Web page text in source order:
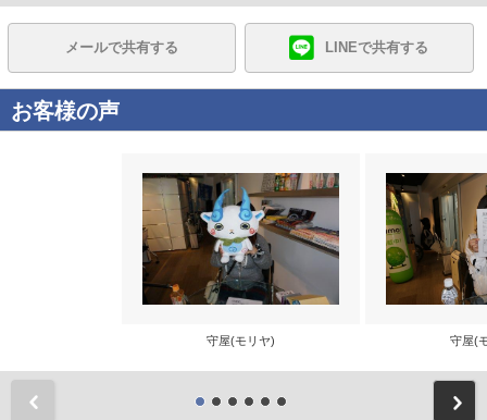
メールで共有する LINEで共有する
お客様の声
守屋(モリヤ) 守屋(